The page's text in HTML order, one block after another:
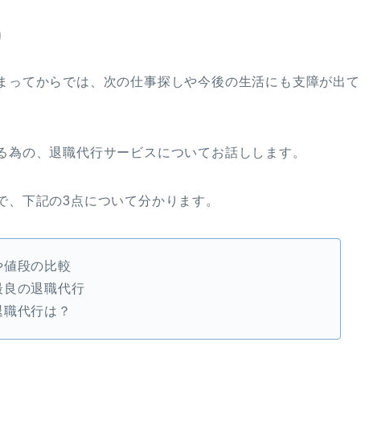
ってからでは、次の仕事探しや今後の生活にも支障が出て
の、退職代行サービスについてお話しします。
下記の3点について分かります。
値段の比較
良の退職代行
代行は？